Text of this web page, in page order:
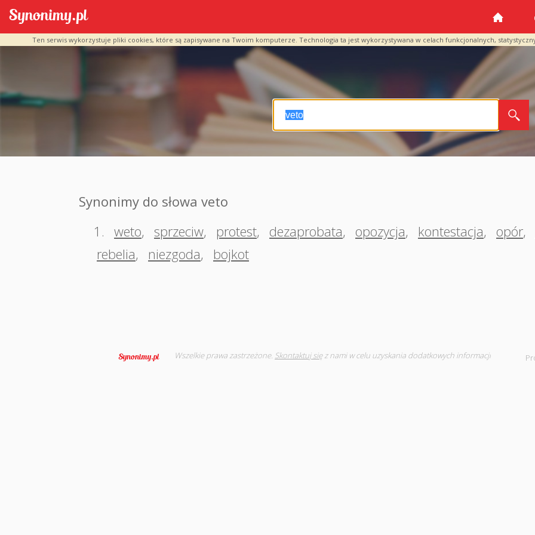
Ten serwis wykorzystuje pliki cookies, które są zapisywane na Twoim komputerze. Technologia ta jest wykorzystywana w celach funkcjonalnych,
Synonimy do słowa veto
1. weto, sprzeciw, protest, dezaprobata, opozycja, kontestacja, opór,
rebelia, niezgoda, bojkot
Wszelkie prawa zastrzeżone. Skontaktuj sięz nami w celu uzyskania dodatkowych informacji